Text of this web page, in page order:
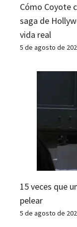
Cómo Coyote
saga de
vida real
5 de agosto de
15 veces que
pelear
5 de agosto de